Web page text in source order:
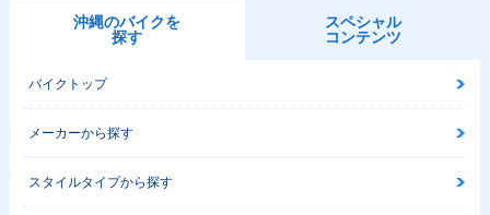
沖縄のバイクを
探す
スペシャル
コンテンツ
バイクトップ
メーカーから探す
スタイルタイプから探す